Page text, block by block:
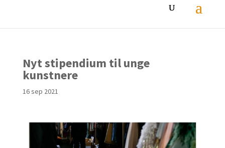
Nyt stipendium til unge
kunstnere
16 sep 2021